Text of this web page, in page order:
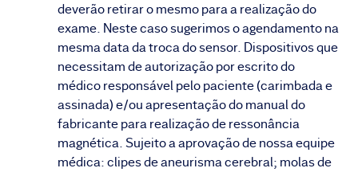
deverão retirar o mesmo para a realização do
exame. Neste caso sugerimos o agendamento na
mesma data da troca do sensor. Dispositivos que
necessitam de autorização por escrito do
médico responsável pelo paciente (carimbada e
assinada) e/ou apresentação do manual do
fabricante para realização de ressonância
magnética. Sujeito a aprovação de nossa equipe
médica: clipes de aneurisma cerebral; molas de